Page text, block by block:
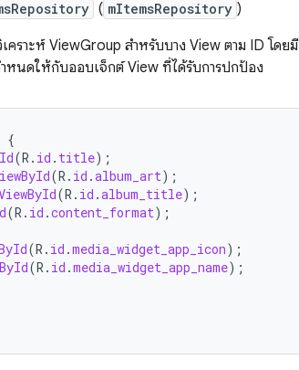
( mItemsRepository )
ราะห์ ViewGroup สำหรับบาง View ตาม ID โดยมี
หนดให้กับออบเจ็กต์ View ที่ได้รับการปกป้อง
{
(R . id . title);
(R . id .album_art);
(R . id .album_title);
(R . id .content_format);
(R . id .media_widget_app_icon);
(R . id .media_widget_app_name);